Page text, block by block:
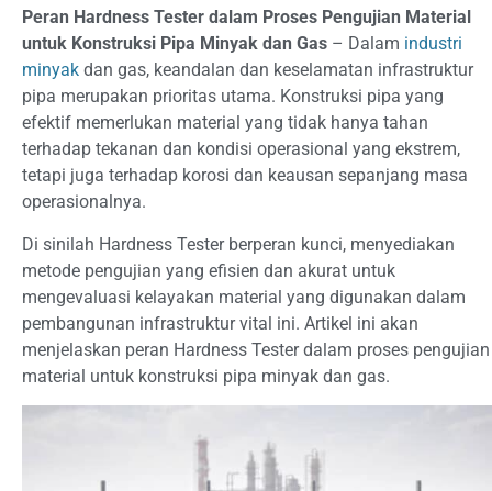
Peran Hardness Tester dalam Proses Pengujian Material
untuk Konstruksi Pipa Minyak dan Gas – Dalam industri
minyak dan gas, keandalan dan keselamatan infrastruktur
pipa merupakan prioritas utama. Konstruksi pipa yang
efektif memerlukan material yang tidak hanya tahan
terhadap tekanan dan kondisi operasional yang ekstrem,
tetapi juga terhadap korosi dan keausan sepanjang masa
operasionalnya.
Di sinilah Hardness Tester berperan kunci, menyediakan
metode pengujian yang efisien dan akurat untuk
mengevaluasi kelayakan material yang digunakan dalam
pembangunan infrastruktur vital ini. Artikel ini akan
menjelaskan peran Hardness Tester dalam proses pengujian
material untuk konstruksi pipa minyak dan gas.